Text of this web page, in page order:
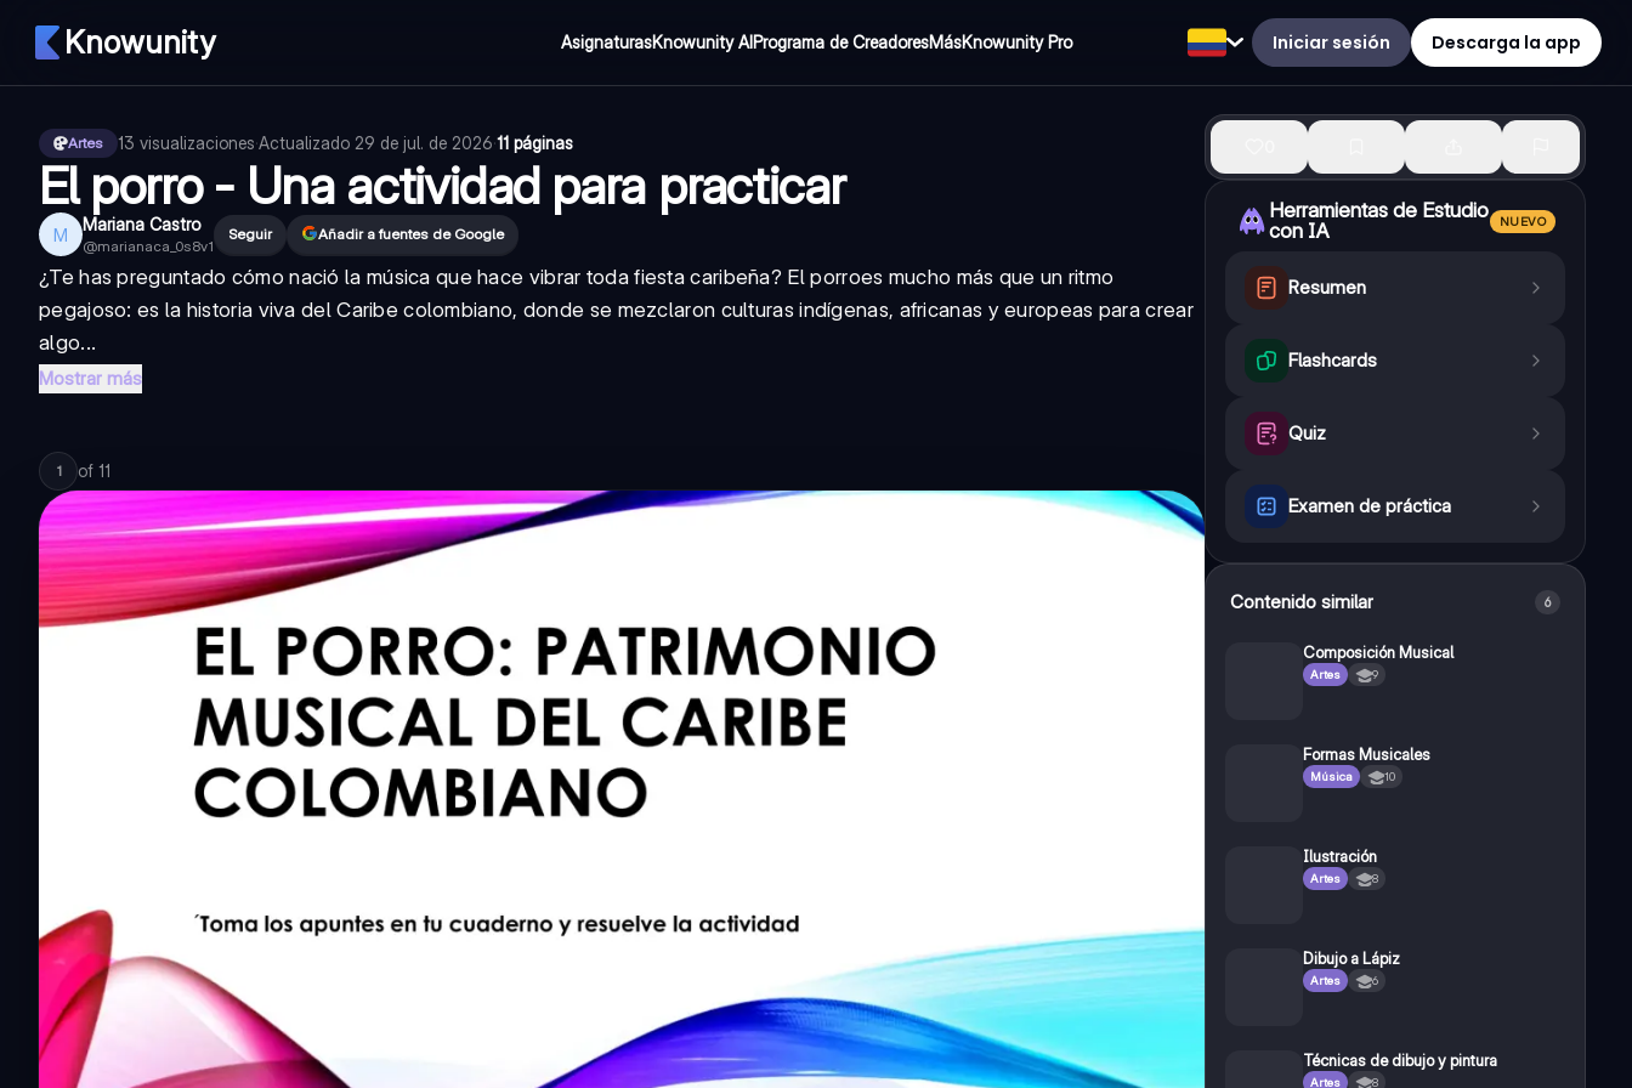
Knowunity AsignaturasKnowunity AIPrograma de CreadoresMásKnowunity Pro Iniciar sesión Descarga la app
Artes 13 visualizaciones·Actualizado 29 de jul. de 2026·11 páginas
El porro - Una actividad para practicar
M Mariana Castro
@marianaca_0s8v1
Seguir Añadir a fuentes de Google
¿Te has preguntado cómo nació la música que hace vibrar toda fiesta caribeña? Elporroes mucho más que un ritmo
pegajoso: es la historia viva del Caribe colombiano, donde se mezclaron culturas indígenas, africanas y europeas para crear
algo...
Mostrar más
1 of 11
Herramientas de Estudio
con IA
NUEVO
Resumen
Flashcards
Quiz
Examen de práctica
Contenido similar 6
Composición Musical
Artes 9
Formas Musicales
Música 10
Ilustración
Artes 8
Dibujo a Lápiz
Artes 6
Técnicas de dibujo y pintura
Artes 8